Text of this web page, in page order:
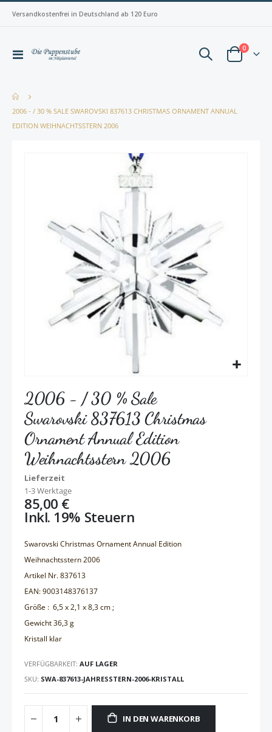
Versandkostenfrei in Deutschland ab 120 Euro
Navigation
Warenkorb
0Artikel
2006 - / 30 % SALE SWAROVSKI 837613 CHRISTMAS ORNAMENT ANNUAL
EDITION WEIHNACHTSSTERN 2006
2006 - / 30 % Sale
Swarovski 837613 Christmas
Ornament Annual Edition
Weihnachtsstern 2006
Lieferzeit
1-3 Werktage
85,00 €
Inkl. 19% Steuern
Swarovski Christmas Ornament Annual Edition
Weihnachtsstern 2006
Artikel Nr. 837613
EAN: 9003148376137
Größe : 6,5 x 2,1 x 8,3 cm ;
Gewicht 36,3 g
Kristall klar
VERFÜGBARKEIT: AUF LAGER
SKU SWA-837613-JAHRESSTERN-2006-KRISTALL
IN DEN WARENKORB